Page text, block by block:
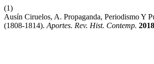
(1)
Ausín Ciruelos, A. Propaganda, Periodismo Y
(1808-1814). Aportes. Rev. Hist. Contemp. 2018